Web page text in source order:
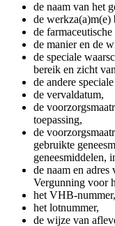
de naam van het
de werkza(a)m(e)
de
de manier en de
de speciale
bereik en zicht
de andere
de vervaldatum,
de
toepassing,
de
gebruikte
geneesmiddelen,
de naam en
Vergunning voor
het VHB-nummer,
het lotnummer,
de wijze van